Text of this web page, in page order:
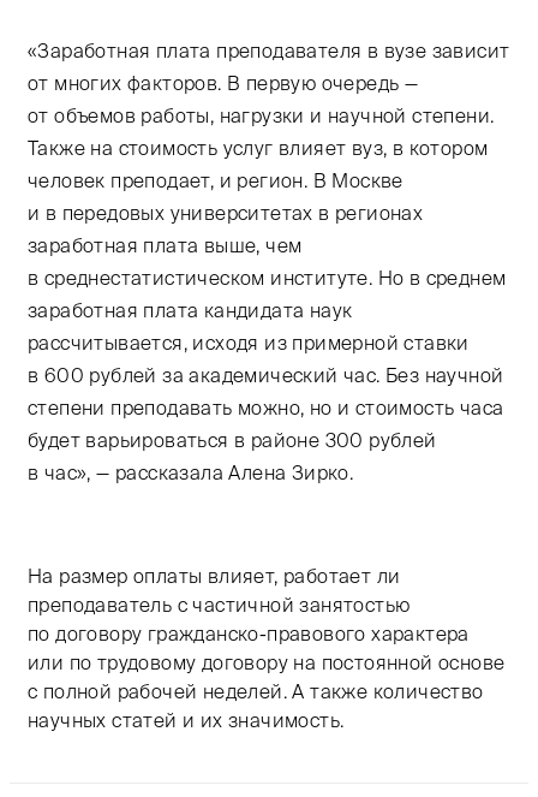
«Заработная плата преподавателя в вузе зависит
от многих факторов. В первую очередь —
от объемов работы, нагрузки и научной степени.
Также на стоимость услуг влияет вуз, в котором
человек преподает, и регион. В Москве
и в передовых университетах в регионах
заработная плата выше, чем
в среднестатистическом институте. Но в среднем
заработная плата кандидата наук
рассчитывается, исходя из примерной ставки
в 600 рублей за академический час. Без научной
степени преподавать можно, но и стоимость часа
будет варьироваться в районе 300 рублей
в час», — рассказала Алена Зирко.
На размер оплаты влияет, работает ли
преподаватель с частичной занятостью
по договору гражданско-правового характера
или по трудовому договору на постоянной основе
с полной рабочей неделей. А также количество
научных статей и их значимость.